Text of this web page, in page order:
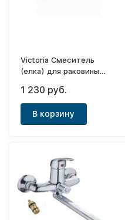
Victoria Смеситель
(елка) для раковины
ф35
1 230 руб.
В корзину